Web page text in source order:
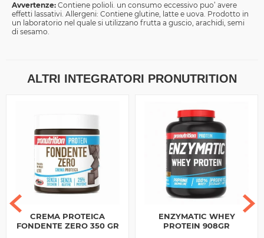
Avvertenze: Contiene polioli. un consumo eccessivo puo’ avere
effetti lassativi. Allergeni: Contiene glutine, latte e uova. Prodotto in
un laboratorio nel quale si utilizzano frutta a guscio, arachidi, semi
di sesamo.
ALTRI INTEGRATORI PRONUTRITION
CREMA PROTEICA
FONDENTE ZERO 350 GR
ENZYMATIC WHEY
PROTEIN 908GR